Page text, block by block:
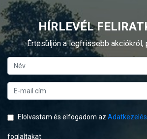
HÍRLEVÉL
Értesüljön a legfrissebb akciókról,
Elolvastam és elfogadom az
foglaltakat